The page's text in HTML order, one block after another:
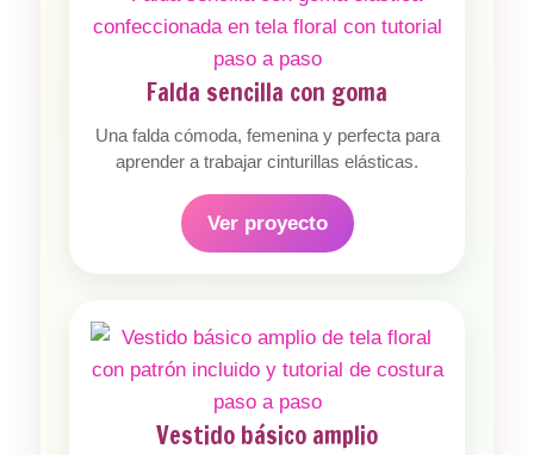
Falda sencilla con goma
Una falda cómoda, femenina y perfecta para
aprender a trabajar cinturillas elásticas.
Ver proyecto
Vestido básico amplio